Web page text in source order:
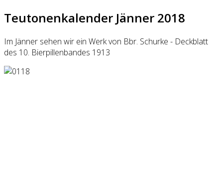
Teutonenkalender Jänner 2018
Im Jänner sehen wir ein Werk von Bbr. Schurke - Deckblatt
des 10. Bierpillenbandes 1913